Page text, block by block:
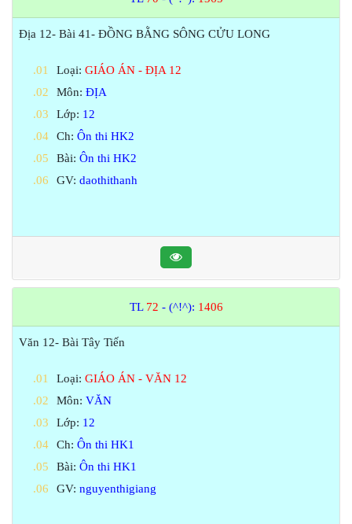
Địa 12- Bài 41- ĐỒNG BẰNG SÔNG CỬU LONG
Loại:GIÁO ÁN - ĐỊA 12
Môn:ĐỊA
Lớp: 12
Ch:Ôn thi HK2
Bài:Ôn thi HK2
GV:daothithanh
TL 72 - (^!^): 1406
Văn 12- Bài Tây Tiến
Loại:GIÁO ÁN - VĂN 12
Môn:VĂN
Lớp: 12
Ch:Ôn thi HK1
Bài:Ôn thi HK1
GV:nguyenthigiang